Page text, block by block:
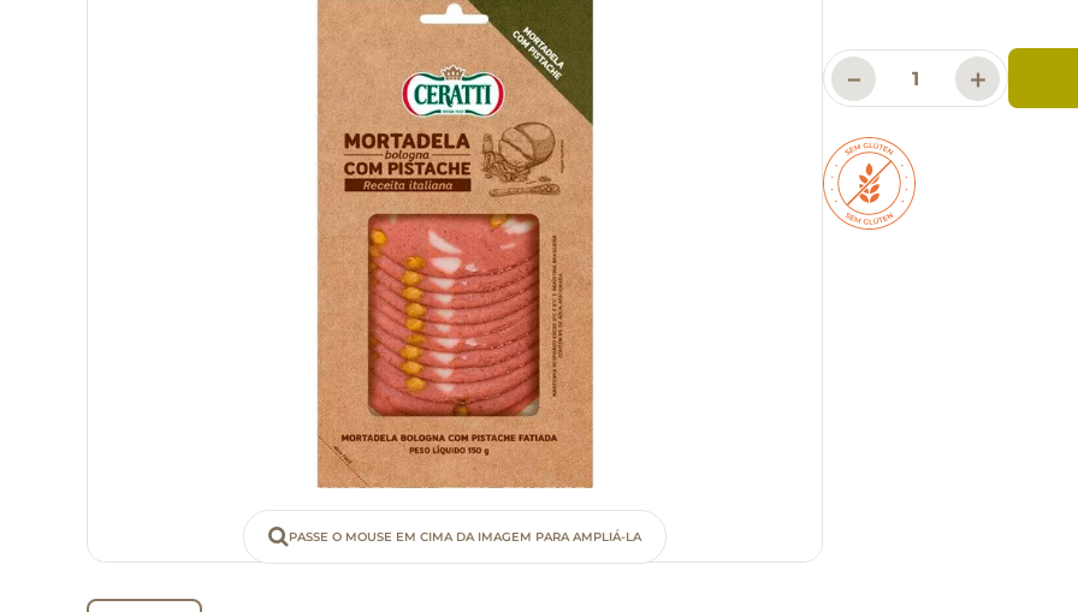
PASSE O MOUSE EM CIMA DA IMAGEM PARA AMPLIÁ-LA
＋
－